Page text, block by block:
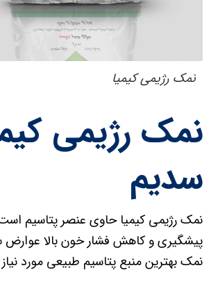
نمک رژیمی کیمیا
نمک رژیمی
سدیم
نمک رژیمی کیمیا حاوی عنصر پتاسیم
پیشگیری و کاهش فشار خون بالا
نمک بهترین منبع پتاسیم طبیعی مورد